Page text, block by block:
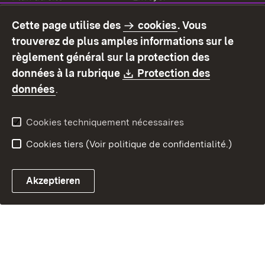
Mode d'emploi
Déclaration sur
l'accessibilité
Contact
Signaler un lien brisé
Cette page utilise des cookies. Vous
trouverez de plus amples informations sur le
règlement général sur la protection des
données à la rubrique
Download:
Protection des
données.
Cookies techniquement nécessaires
Cookies tiers (Voir politique de confidentialité.)
Akzeptieren